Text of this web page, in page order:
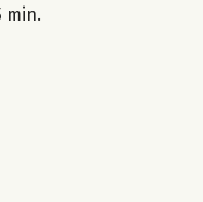
min.